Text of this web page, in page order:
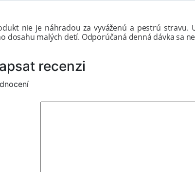
nie je náhradou za vyváženú a pestrú
dosahu malých detí. Odporúčaná denná dávka sa
recenzi